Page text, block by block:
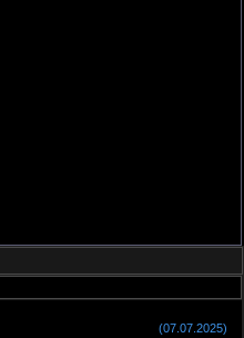
(07.07.2025)